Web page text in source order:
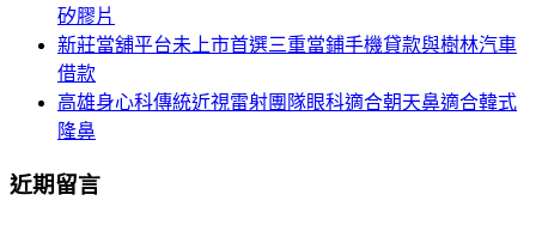
矽膠片
新莊當舖平台未上市首選三重當鋪手機貸款與樹林汽車
借款
高雄身心科傳統近視雷射團隊眼科適合朝天鼻適合韓式
隆鼻
近期留言